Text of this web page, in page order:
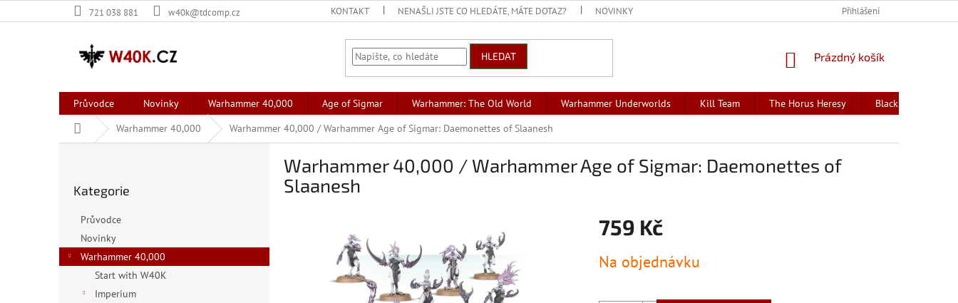
na
721 038 881 w40k@tdcomp.cz KONTAKT NENAŠLI JSTE CO HLEDÁTE, MÁTE DOTAZ? NOVINKY Přihlášení
HLEDAT
NÁKUPNÍ
Prázdný košík
Průvodce Novinky Warhammer 40,000 Age of Sigmar Warhammer: The Old World Warhammer Underworlds Kill Team The Horus Heresy
Black Library -
Domů Warhammer 40,000 Warhammer 40,000 / Warhammer Age of Sigmar: Daemonettes of Slaanesh
n
kategorie
Kategorie
Průvodce
Novinky
Warhammer 40,000
Start with W40K
Imperium
Warhammer 40,000 / Warhammer Age of Sigmar: Daemonettes of
Slaanesh
759 Kč
cena:
Na objednávku